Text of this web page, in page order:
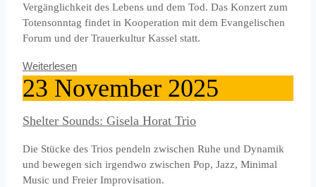
Vergänglichkeit des Lebens und dem Tod. Das Konzert zum
Totensonntag findet in Kooperation mit dem Evangelischen
Forum und der Trauerkultur Kassel statt.
Weiterlesen
23 November 2025
Shelter Sounds: Gisela Horat Trio
Die Stücke des Trios pendeln zwischen Ruhe und Dynamik
und bewegen sich irgendwo zwischen Pop, Jazz, Minimal
Music und Freier Improvisation.